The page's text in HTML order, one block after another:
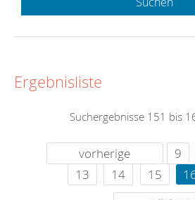
Ergebnisliste
Suchergebnisse 151 bis
vorherige 9
13
14 15